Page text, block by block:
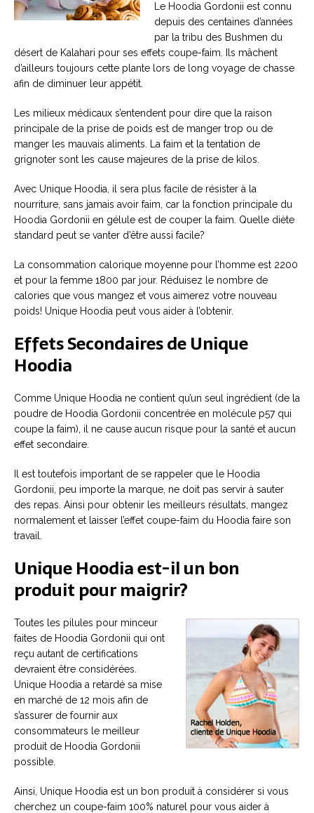
Le Hoodia Gordonii est connu
depuis des centaines d’années
par la tribu des Bushmen du
désert de Kalahari pour ses effets coupe-faim. Ils mâchent
d’ailleurs toujours cette plante lors de long voyage de chasse
afin de diminuer leur appétit.
Les milieux médicaux s’entendent pour dire que la raison
principale de la prise de poids est de manger trop ou de
manger les mauvais aliments. La faim et la tentation de
grignoter sont les cause majeures de la prise de kilos.
Avec Unique Hoodia, il sera plus facile de résister à la
nourriture, sans jamais avoir faim, car la fonction principale du
Hoodia Gordonii en gélule est de couper la faim. Quelle diète
standard peut se vanter d’être aussi facile?
La consommation calorique moyenne pour l’homme est 2200
et pour la femme 1800 par jour. Réduisez le nombre de
calories que vous mangez et vous aimerez votre nouveau
poids! Unique Hoodia peut vous aider à l’obtenir.
Effets Secondaires de Unique
Hoodia
Comme Unique Hoodia ne contient qu’un seul ingrédient (de la
poudre de Hoodia Gordonii concentrée en molécule p57 qui
coupe la faim), il ne cause aucun risque pour la santé et aucun
effet secondaire.
Il est toutefois important de se rappeler que le Hoodia
Gordonii, peu importe la marque, ne doit pas servir à sauter
des repas. Ainsi pour obtenir les meilleurs résultats, mangez
normalement et laisser l’effet coupe-faim du Hoodia faire son
travail.
Unique Hoodia est-il un bon
produit pour maigrir?
Toutes les pilules pour minceur
faites de Hoodia Gordonii qui ont
reçu autant de certifications
devraient être considérées.
Unique Hoodia a retardé sa mise
en marché de 12 mois afin de
s’assurer de fournir aux
consommateurs le meilleur
produit de Hoodia Gordonii
possible.
Ainsi, Unique Hoodia est un bon produit à considérer si vous
cherchez un coupe-faim 100% naturel pour vous aider à